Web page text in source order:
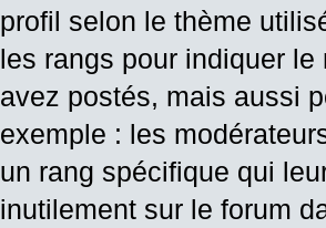
profil selon le thème
les rangs pour indiquer
avez postés, mais aussi
exemple : les
un rang spécifique qui
inutilement sur le forum